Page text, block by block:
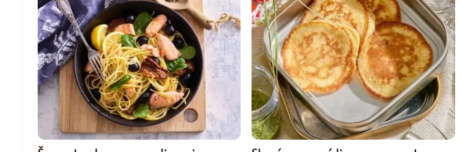
5